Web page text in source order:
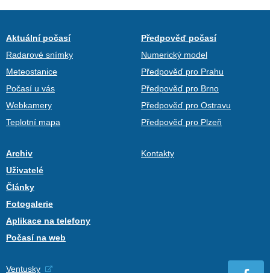
Aktuální počasí
Radarové snímky
Meteostanice
Počasí u vás
Webkamery
Teplotní mapa
Předpověď počasí
Numerický model
Předpověď pro Prahu
Předpověď pro Brno
Předpověď pro Ostravu
Předpověď pro Plzeň
Archiv
Uživatelé
Články
Fotogalerie
Aplikace na telefony
Počasí na web
Kontakty
Ventusky